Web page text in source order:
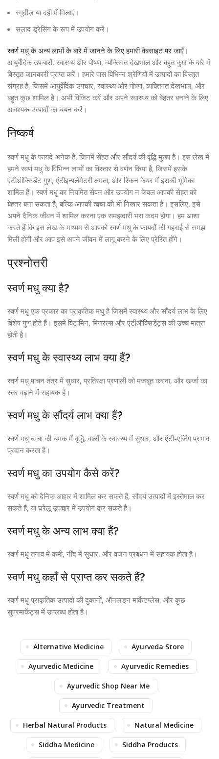
स्मूदीज़ या दही में मिलाएं।
सलाद ड्रेसिंग के रूप में उपयोग करें।
स्वर्ण मधु के अन्य लाभों के बारे में जानने के लिए हमारी वेबसाइट पर जाएँ।
आयुर्वेदिक उपचारों, स्वास्थ्य और पोषण, व्यक्तिगत देखभाल और बहुत कुछ के बारे में
विस्तृत जानकारी प्राप्त करें। हमारे पास विभिन्न श्रेणियों में उत्पादों का विस्तृत
संग्रह है, जिसमें आयुर्वेदिक उपचार, स्वास्थ्य और पोषण, व्यक्तिगत देखभाल, और
बहुत कुछ शामिल है। अभी विजिट करें और अपने स्वास्थ्य को बेहतर बनाने के लिए
आवश्यक उत्पादों का चयन करें।
निष्कर्ष
स्वर्ण मधु के फायदे अनेक हैं, जिनमें सेहत और सौंदर्य की वृद्धि मुख्य हैं। इस लेख में
हमने स्वर्ण मधु के विभिन्न लाभों का विस्तार से वर्णन किया है, जिसमें इसके
एंटीऑक्सिडेंट गुण, एंटीइन्फ्लेमेटरी क्षमता, और स्किन केयर में इसकी भूमिका
शामिल हैं। स्वर्ण मधु का नियमित सेवन और उपयोग न केवल आपकी सेहत को
बेहतर बना सकता है, बल्कि आपकी त्वचा को भी निखार सकता है। इसलिए, इसे
अपने दैनिक जीवन में शामिल करना एक समझदारी भरा कदम होगा। हम आशा
करते हैं कि इस लेख के माध्यम से आपको स्वर्ण मधु के फायदों की गहराई से समझ
मिली होगी और आप इसे अपने जीवन में लागू करने के लिए प्रेरित होंगे।
प्रश्नोत्तरी
स्वर्ण मधु क्या है?
स्वर्ण मधु एक प्रकार का प्राकृतिक मधु है जिसमें स्वास्थ्य और सौंदर्य लाभ के लिए
विशेष गुण होते हैं। इसमें विटामिन, मिनरल्स और एंटीऑक्सिडेंट्स की उच्च मात्रा
होती है।
स्वर्ण मधु के स्वास्थ्य लाभ क्या हैं?
स्वर्ण मधु पाचन तंत्र में सुधार, प्रतिरक्षा प्रणाली को मजबूत करना, और ऊर्जा का
स्तर बढ़ाने में सहायक है।
स्वर्ण मधु के सौंदर्य लाभ क्या हैं?
स्वर्ण मधु त्वचा की चमक में वृद्धि, बालों के स्वास्थ्य में सुधार, और एंटी-एजिंग प्रभाव
प्रदान करता है।
स्वर्ण मधु का उपयोग कैसे करें?
स्वर्ण मधु को दैनिक आहार में शामिल कर सकते हैं, सौंदर्य उत्पादों में इस्तेमाल कर
सकते हैं, या घरेलू उपचार में उपयोग कर सकते हैं।
स्वर्ण मधु के अन्य लाभ क्या हैं?
स्वर्ण मधु तनाव में कमी, नींद में सुधार, और वजन प्रबंधन में सहायक होता है।
स्वर्ण मधु कहाँ से प्राप्त कर सकते हैं?
स्वर्ण मधु प्राकृतिक उत्पादों की दुकानों, ऑनलाइन मार्केटप्लेस, और कुछ
सुपरमार्केट्स में उपलब्ध होता है।
Alternative Medicine Ayurveda Store
Ayurvedic Medicine Ayurvedic Remedies
Ayurvedic Shop Near Me
Ayurvedic Treatment
Herbal Natural Products Natural Medicine
Siddha Medicine Siddha Products